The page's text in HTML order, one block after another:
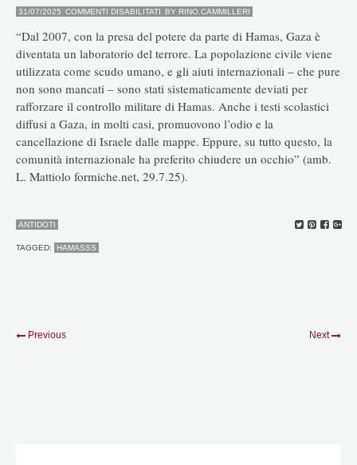
31/07/2025 COMMENTI DISABILITATI SU
BY RINO.CAMMILLERI
“Dal 2007, con la presa del potere da parte di Hamas, Gaza è
diventata un laboratorio del terrore. La popolazione civile viene
utilizzata come scudo umano, e gli aiuti internazionali – che pure
non sono mancati – sono stati sistematicamente deviati per
rafforzare il controllo militare di Hamas. Anche i testi scolastici
diffusi a Gaza, in molti casi, promuovono l’odio e la
cancellazione di Israele dalle mappe. Eppure, su tutto questo, la
comunità internazionale ha preferito chiudere un occhio” (amb.
L. Mattiolo formiche.net, 29.7.25).
ANTIDOTI
TAGGED: HAMASSS
Previous Next